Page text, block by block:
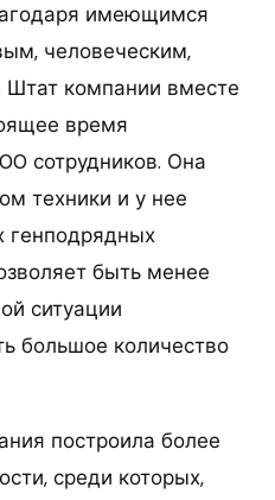
имеющимся
человеческим,
Штат компании вместе
время
сотрудников. Она
техники и у нее
генподрядных
быть менее
ситуации
большое количество
построила более
среди которых,